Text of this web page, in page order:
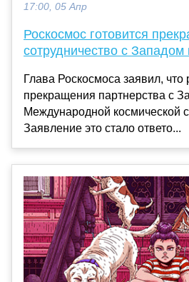
17:00, 05 Апр
Роскосмос готовится
сотрудничество с
Глава Роскосмоса заявил, что
прекращения партнерства с
Международной космической
Заявление это стало ответо...